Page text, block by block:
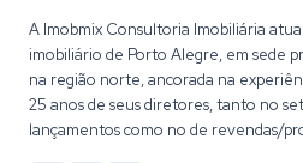
A Imobmix Consultoria Imobiliária
imobiliário de Porto Alegre, em sede
na região norte, ancorada na
25 anos de seus diretores, tanto no
lançamentos como no de revendas/